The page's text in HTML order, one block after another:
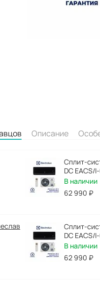
Описание
Сплит-
DC EACS/
В наличии
62 990 ₽
Сплит-
DC EACS/
В наличии
62 990 ₽